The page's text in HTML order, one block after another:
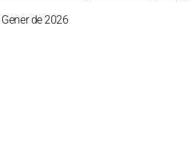
Gener de 2026